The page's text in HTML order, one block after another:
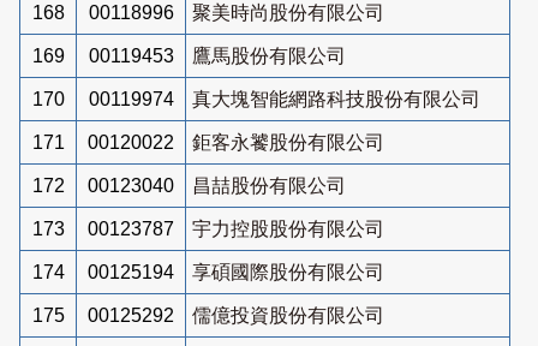
168 00118996 聚美時尚股份有限公司
169 00119453 鷹馬股份有限公司
170 00119974 真大塊智能網路科技股份有限公司
171 00120022 鉅客永饕股份有限公司
172 00123040 昌喆股份有限公司
173 00123787 宇力控股股份有限公司
174 00125194 享碩國際股份有限公司
175 00125292 儒億投資股份有限公司